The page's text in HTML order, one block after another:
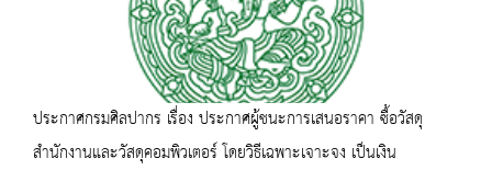
ประกาศกรมศิลปากร เรื่อง ประกาศผู้ชนะการเสนอราคา ซื้อวัสดุ
สำนักงานและวัสดุคอมพิวเตอร์ โดยวิธีเฉพาะเจาะจง เป็นเงิน